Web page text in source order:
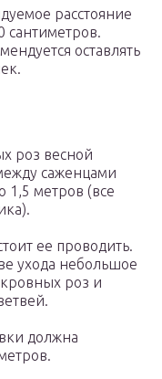
расстояние
оставлять
роз весной
саженцами
1,5 метров (все
ее проводить.
ухода небольшое
роз и
должна